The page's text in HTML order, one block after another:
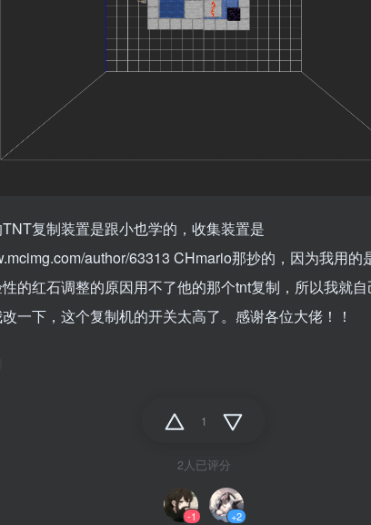
复制装置是跟小也学的，收集装置是
author/63313 CHmario那抄的，因为我用的
的红石调整的原因用不了他的那个tnt复制，所以我就
一下，这个复制机的开关太高了。感谢各位大佬！！
1
2人已评分
-1 +2